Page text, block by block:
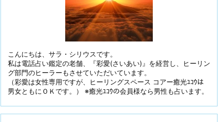
こんにちは、サラ・シリウスです。
私は電話占い鑑定の老舗、『彩愛(さいあい)』を経営し、ヒーリン
グ部門のヒーラーもさせていただいています。
（彩愛は女性専用ですが、ヒーリングスペース コアー癒光ﾕｺｳは
男女ともにＯＫです。） ※癒光ﾕｺｳの会員様なら男性も占います。